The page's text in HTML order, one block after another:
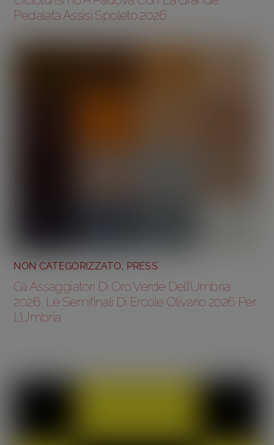
Pedalata Assisi Spoleto 2026
NON CATEGORIZZATO, PRESS
Gli Assaggiatori Di Oro Verde Dell’Umbria
2026, Le Semifinali Di Ercole Olivario 2026 Per
L’Umbria